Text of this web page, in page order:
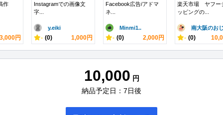
作
3,000円
Instagramでの画像文
字...
y.eiki
- (0) 1,000円
Facebook広告/アドマ
ネ...
Minmi1..
- (0) 2,000円
楽天市場 ヤフー
ッピングの...
南大阪のお
- (0)
10,000 円
納品予定日：7日後